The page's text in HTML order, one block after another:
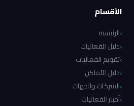
الأقسام
الرئيسية
دليل الفعاليات
تقويم الفعاليات
دليل الأماكن
الشركات والجهات
أخبار الفعاليات